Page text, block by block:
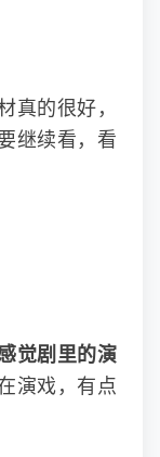
真的很好，
继续看，看
觉剧里的演
演戏，有点